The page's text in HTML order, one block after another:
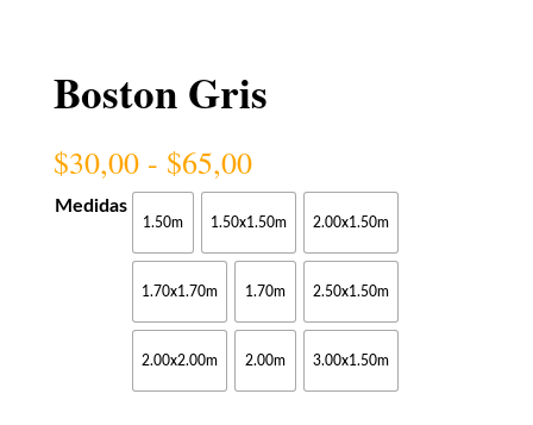
Boston Gris
$30,00 - $65,00Rango
de
precios:
desde
$30,00
hasta
$65,00
Medidas
1.50m 1.50x1.50m 2.00x1.50m
1.70x1.70m 1.70m 2.50x1.50m
2.00x2.00m 2.00m 3.00x1.50m